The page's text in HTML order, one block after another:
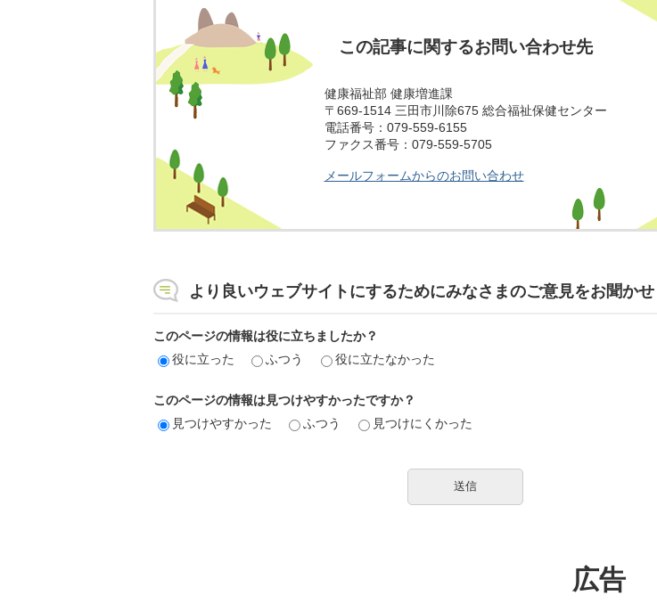
この記事に関するお問い合わせ先
健康福祉部 健康増進課
〒669-1514 三田市川除675 総合福祉保健センター
電話番号：079-559-6155
ファクス番号：079-559-5705
メールフォームからのお問い合わせ
より良いウェブサイトにするためにみなさまのご意見をお聞か
このページの情報は役に立ちましたか？
役に立った
ふつう 役に立たなかった
このページの情報は見つけやすかったですか？
見つけやすかった
ふつう 見つけにくかった
広告